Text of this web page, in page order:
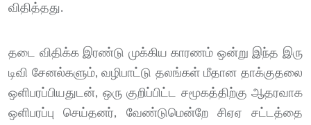
விதித்தது.
தடை விதிக்க இரண்டு முக்கிய காரணம் ஒன்று இந்த இரு
டிவி சேனல்களும், வழிபாட்டு தலங்கள் மீதான தாக்குதலை
ஒளிபரப்பியதுடன், ஒரு குறிப்பிட்ட சமூகத்திற்கு ஆதரவாக
ஒளிபரப்பு செய்தனர், வேண்டுமென்றே சிஏஏ சட்டத்தை